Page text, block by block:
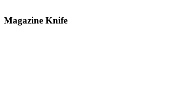
Magazine Knife